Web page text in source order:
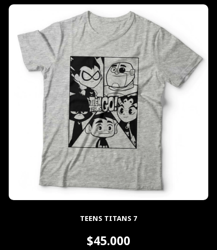
TEENS TITANS 7
$45.000